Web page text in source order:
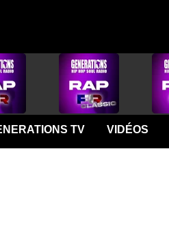
TV VIDÉOS